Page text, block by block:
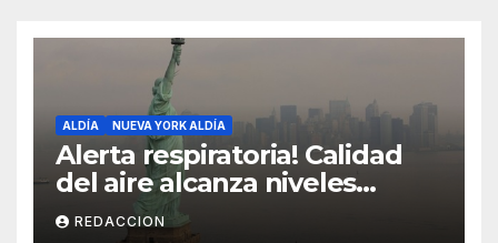
ALDÍA NUEVA YORK ALDÍA
Alerta respiratoria! Calidad
del aire alcanza niveles
peligrosos en NYC
REDACCION